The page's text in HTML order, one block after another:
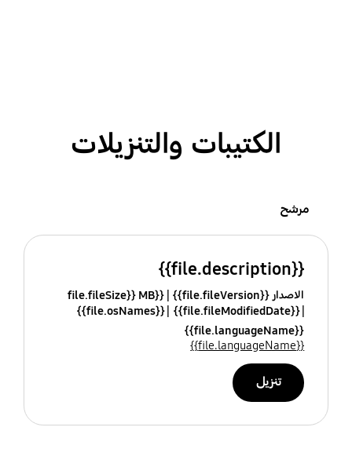
الكتيبات والتنزيلات
مرشح
{{file.description}}
الاصدار {{file.fileVersion}}
{{file.fileSize}} MB
{{file.fileModifiedDate}}
{{file.osNames}}
{{file.languageName}}
{{file.languageName}}
تنزيل